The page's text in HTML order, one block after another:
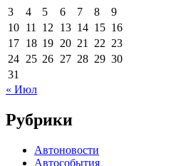
3
4 5 6 7 8
9
10 11 12 13 14 15 16
17 18 19 20 21 22 23
24 25 26 27 28 29 30
31
« Июл
Рубрики
Автоновости
Автособытия